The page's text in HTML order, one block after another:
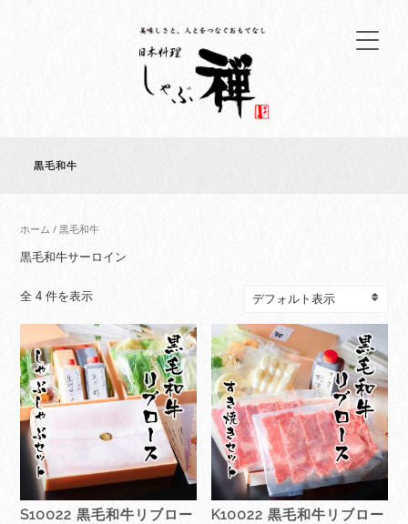
黒毛和牛
ホーム / 黒毛和牛
黒毛和牛サーロイン
全 4 件を表示
S10022 黒毛和牛リブロー
K10022 黒毛和牛リブロー